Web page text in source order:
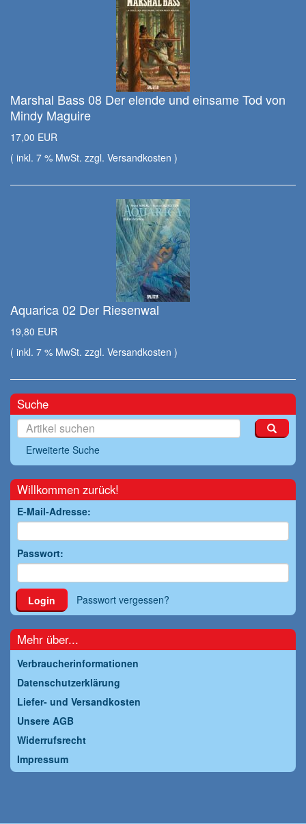
Marshal Bass 08 Der elende und einsame Tod von
Mindy Maguire
17,00 EUR
( inkl. 7 % MwSt. zzgl. Versandkosten )
Aquarica 02 Der Riesenwal
19,80 EUR
( inkl. 7 % MwSt. zzgl. Versandkosten )
Suche
Erweiterte Suche
Willkommen zurück!
E-Mail-Adresse:
Passwort:
Login Passwort vergessen?
Mehr über...
Verbraucherinformationen
Datenschutzerklärung
Liefer- und Versandkosten
Unsere AGB
Widerrufsrecht
Impressum